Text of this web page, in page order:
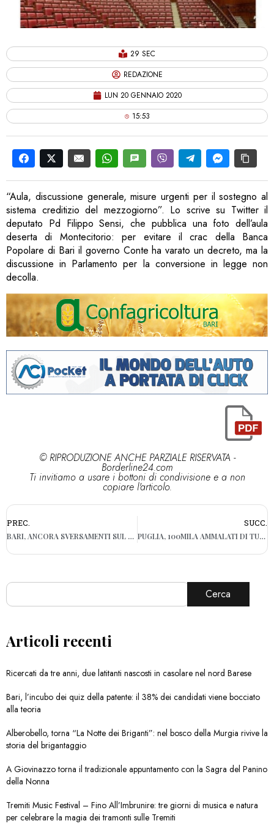
29 SEC
REDAZIONE
LUN 20 GENNAIO 2020
15:53
“Aula, discussione generale, misure urgenti per il sostegno al
sistema creditizio del mezzogiorno”. Lo scrive su Twitter il
deputato Pd Filippo Sensi, che pubblica una foto dell’aula
deserta di Montecitorio: per evitare il crac della Banca
Popolare di Bari il governo Conte ha varato un decreto, ma la
discussione in Parlamento per la conversione in legge non
decolla.
© RIPRODUZIONE ANCHE PARZIALE RISERVATA -
Borderline24.com
Ti invitiamo a usare i bottoni di condivisione e a non
copiare l'articolo.
PREC.
BARI, ANCORA SVERSAMENTI SUL LUNGOMARE: CHIAZZA SCURA DAVANTI PIAZZA DIAZ
SUCC.
PUGLIA, 100MILA AMMALATI DI TUMORE: 21MILA NUOVI CASI ALL’ANNO
Cerca
Articoli recenti
Ricercati da tre anni, due latitanti nascosti in casolare nel nord Barese
Bari, l’incubo dei quiz della patente: il 38% dei candidati viene bocciato
alla teoria
Alberobello, torna “La Notte dei Briganti”: nel bosco della Murgia rivive la
storia del brigantaggio
A Giovinazzo torna il tradizionale appuntamento con la Sagra del Panino
della Nonna
Tremiti Music Festival – Fino All’Imbrunire: tre giorni di musica e natura
per celebrare la magia dei tramonti sulle Tremiti